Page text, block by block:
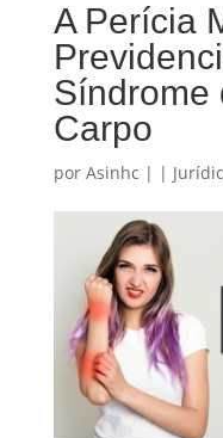
A Perícia
Síndrome
Carpo
por Asinhc | |